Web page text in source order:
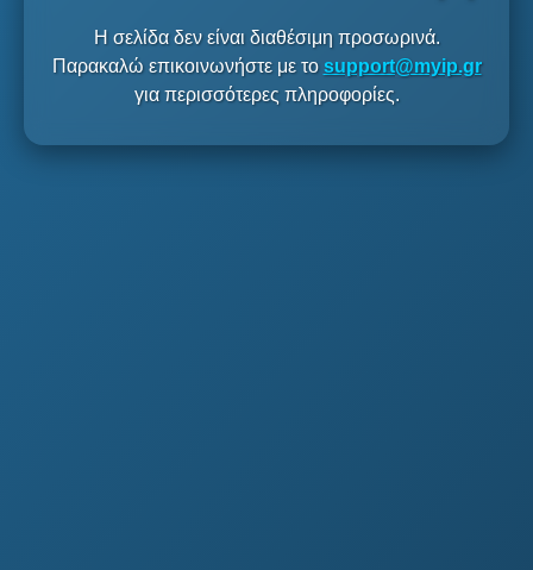
Η σελίδα δεν είναι διαθέσιμη προσωρινά.
Παρακαλώ επικοινωνήστε με το support@myip.gr
για περισσότερες πληροφορίες.